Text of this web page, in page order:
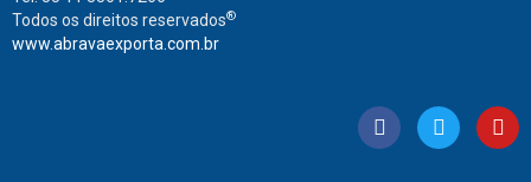
Todos os direitos reservados®
www.abravaexporta.com.br